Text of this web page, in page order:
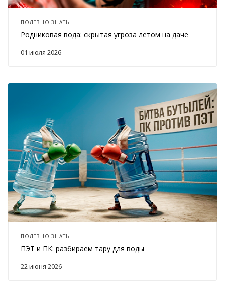
ПОЛЕЗНО ЗНАТЬ
01 июля 2026
Родниковая вода: скрытая угроза летом на даче
ПОЛЕЗНО ЗНАТЬ
22 июня 2026
ПЭТ и ПК: разбираем тару для воды